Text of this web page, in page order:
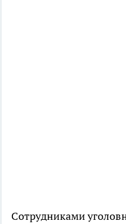
Сотрудниками